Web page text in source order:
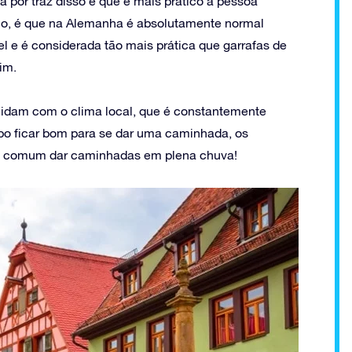
é que na Alemanha é absolutamente normal
e é considerada tão mais prática que garrafas de
com o clima local, que é constantemente
ficar bom para se dar uma caminhada, os
dar caminhadas em plena chuva!